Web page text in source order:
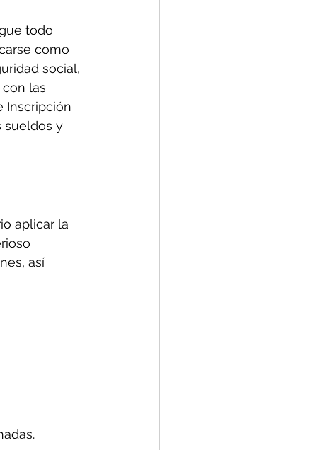
todo
como
social,
las
Inscripción
sueldos y
aplicar la
así